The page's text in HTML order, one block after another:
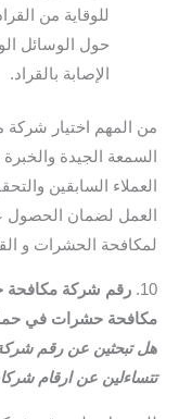
للوقاية من
حول الوسائل
الإصابة بالقراد.
من المهم اختيار شركة
السمعة الجيدة
العملاء السابقين
العمل لضمان الحصول
لمكافحة الحشرات و
10. رقم شركة مكافحة
مكافحة حشرات في
هل تبحثين عن رقم
تتساءلين عن ارقام